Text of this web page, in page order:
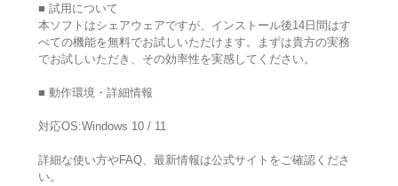
■ 試用について
本ソフトはシェアウェアですが、インストール後14日間はす
べての機能を無料でお試しいただけます。まずは貴方の実務
でお試しいただき、その効率性を実感してください。
■ 動作環境・詳細情報
対応OS:Windows 10 / 11
詳細な使い方やFAQ、最新情報は公式サイトをご確認くださ
い。